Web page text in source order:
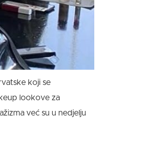
koji se
lookove za
već su u nedjelju